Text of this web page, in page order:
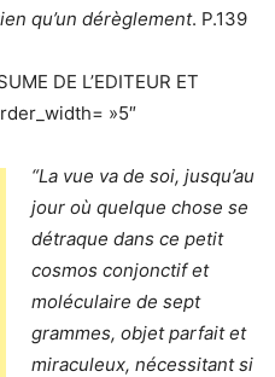
qu’un dérèglement. P.139
DE L’EDITEUR ET
»5″
“La vue va de soi, jusqu’au
jour où quelque chose se
détraque dans ce petit
cosmos conjonctif et
moléculaire de sept
grammes, objet parfait et
miraculeux, nécessitant si